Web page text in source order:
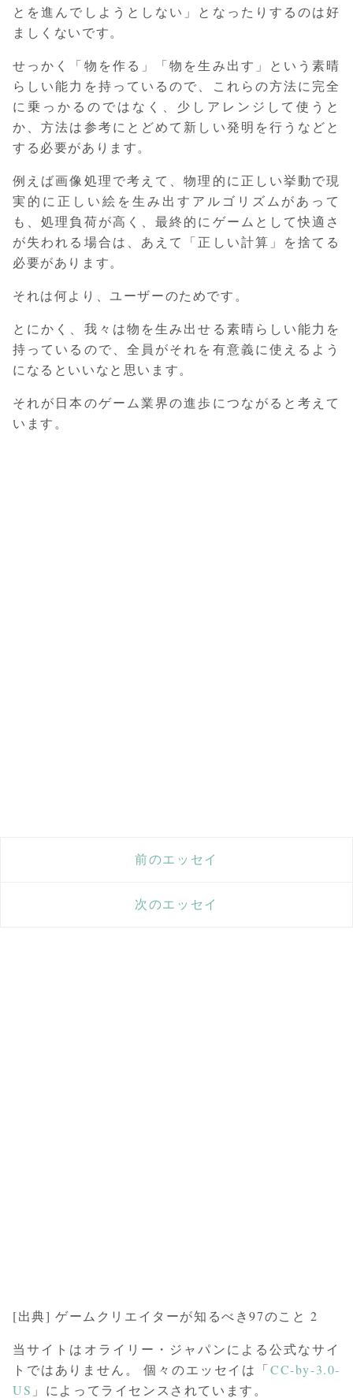
とを進んでしようとしない」となったりするのは好
ましくないです。
せっかく「物を作る」「物を生み出す」という素晴
らしい能力を持っているので、これらの方法に完全
に乗っかるのではなく、少しアレンジして使うと
か、方法は参考にとどめて新しい発明を行うなどと
する必要があります。
例えば画像処理で考えて、物理的に正しい挙動で現
実的に正しい絵を生み出すアルゴリズムがあって
も、処理負荷が高く、最終的にゲームとして快適さ
が失われる場合は、あえて「正しい計算」を捨てる
必要があります。
それは何より、ユーザーのためです。
とにかく、我々は物を生み出せる素晴らしい能力を
持っているので、全員がそれを有意義に使えるよう
になるといいなと思います。
それが日本のゲーム業界の進歩につながると考えて
います。
前のエッセイ
次のエッセイ
[出典] ゲームクリエイターが知るべき97のこと 2
当サイトはオライリー・ジャパンによる公式なサイ
トではありません。 個々のエッセイは「CC-by-3.0-
US 」によってライセンスされています。